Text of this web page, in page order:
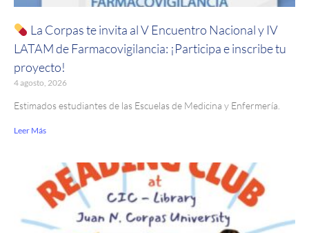
La Corpas te invita al V Encuentro Nacional y IV
LATAM de Farmacovigilancia: ¡Participa e inscribe tu
proyecto!
4 agosto, 2026
Estimados estudiantes de las Escuelas de Medicina y Enfermería.
Leer Más